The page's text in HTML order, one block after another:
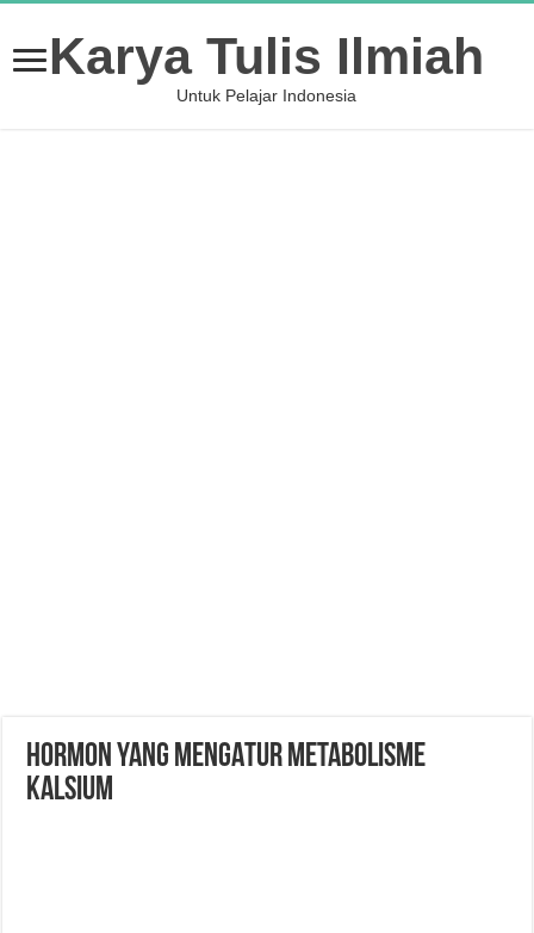
Karya Tulis Ilmiah
Untuk Pelajar Indonesia
HORMON YANG MENGATUR METABOLISME
KALSIUM